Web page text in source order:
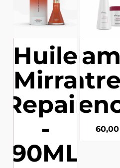
Huile
Mirra
Repair
-
90ML
60,00